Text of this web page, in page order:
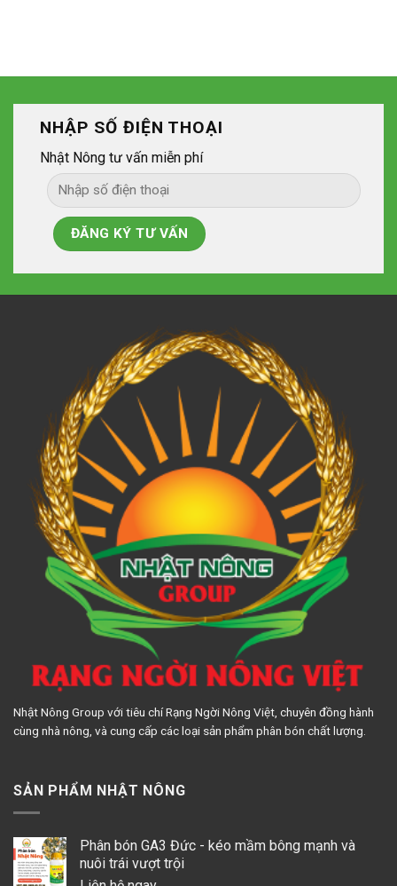
NHẬP SỐ ĐIỆN THOẠI
Nhật Nông tư vấn miễn phí
Nhật Nông Group với tiêu chí Rạng Ngời Nông Việt, chuyên đồng hành
cùng nhà nông, và cung cấp các loại sản phẩm phân bón chất lượng.
SẢN PHẨM NHẬT NÔNG
Phân bón GA3 Đức - kéo mầm bông mạnh và
nuôi trái vượt trội